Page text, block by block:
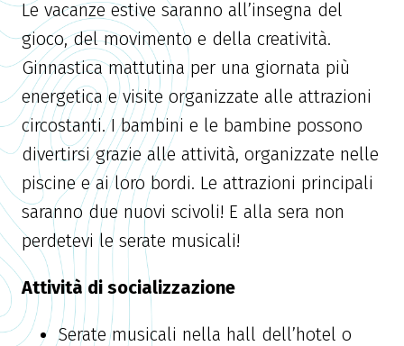
Le vacanze estive saranno all’insegna del
gioco, del movimento e della creatività.
Ginnastica mattutina per una giornata più
energetica e visite organizzate alle attrazioni
circostanti. I bambini e le bambine possono
divertirsi grazie alle attività, organizzate nelle
piscine e ai loro bordi. Le attrazioni principali
saranno due nuovi scivoli! E alla sera non
perdetevi le serate musicali!
Attività di socializzazione
Serate musicali nella hall dell’hotel o